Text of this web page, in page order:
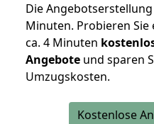
Die
Minuten. Probieren Sie
ca. 4 Minuten
Angebote und sparen
Umzugskosten.
Kostenlose